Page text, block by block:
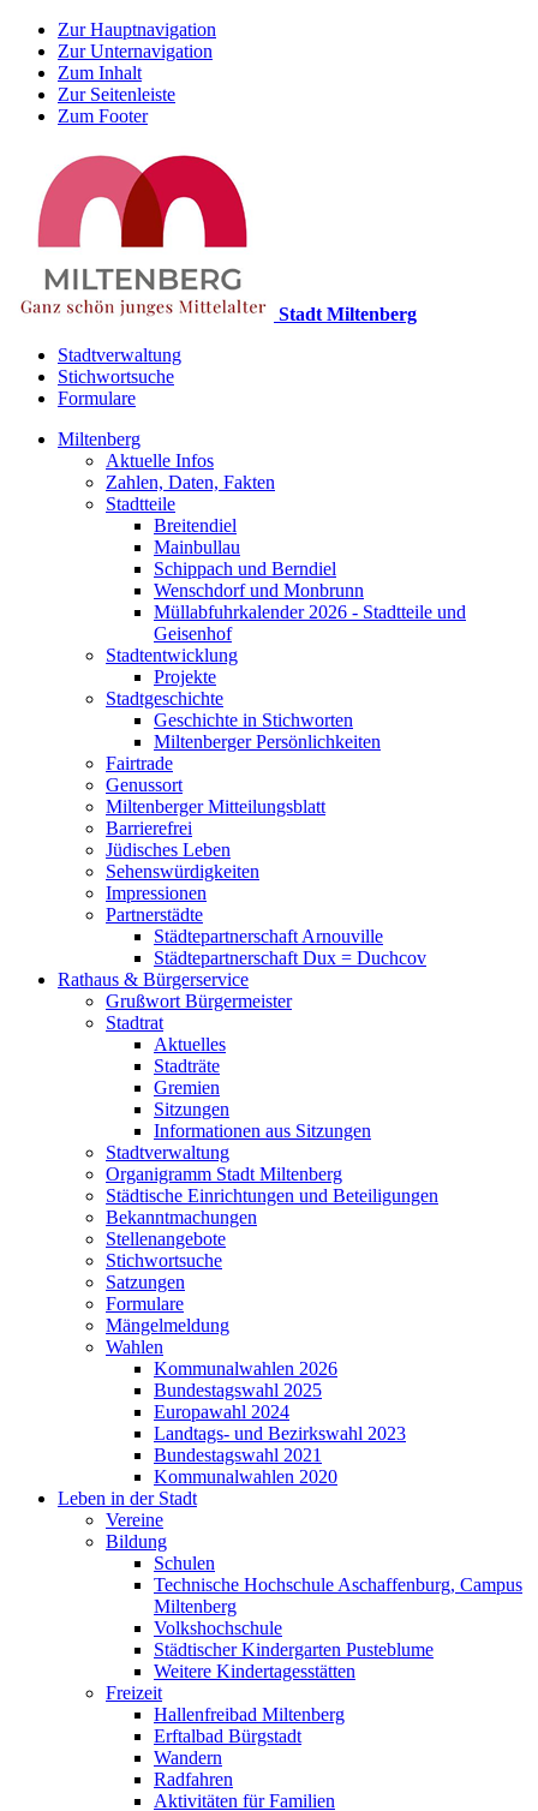
Zur Hauptnavigation
Zur Unternavigation
Zum Inhalt
Zur Seitenleiste
Zum Footer
Stadt Miltenberg
Stadtverwaltung
Stichwortsuche
Formulare
Miltenberg
Aktuelle Infos
Zahlen, Daten, Fakten
Stadtteile
Breitendiel
Mainbullau
Schippach und Berndiel
Wenschdorf und Monbrunn
Müllabfuhrkalender 2026 - Stadtteile und
Geisenhof
Stadtentwicklung
Projekte
Stadtgeschichte
Geschichte in Stichworten
Miltenberger Persönlichkeiten
Fairtrade
Genussort
Miltenberger Mitteilungsblatt
Barrierefrei
Jüdisches Leben
Sehenswürdigkeiten
Impressionen
Partnerstädte
Städtepartnerschaft Arnouville
Städtepartnerschaft Dux = Duchcov
Rathaus & Bürgerservice
Grußwort Bürgermeister
Stadtrat
Aktuelles
Stadträte
Gremien
Sitzungen
Informationen aus Sitzungen
Stadtverwaltung
Organigramm Stadt Miltenberg
Städtische Einrichtungen und Beteiligungen
Bekanntmachungen
Stellenangebote
Stichwortsuche
Satzungen
Formulare
Mängelmeldung
Wahlen
Kommunalwahlen 2026
Bundestagswahl 2025
Europawahl 2024
Landtags- und Bezirkswahl 2023
Bundestagswahl 2021
Kommunalwahlen 2020
Leben in der Stadt
Vereine
Bildung
Schulen
Technische Hochschule Aschaffenburg, Campus
Miltenberg
Volkshochschule
Städtischer Kindergarten Pusteblume
Weitere Kindertagesstätten
Freizeit
Hallenfreibad Miltenberg
Erftalbad Bürgstadt
Wandern
Radfahren
Aktivitäten für Familien